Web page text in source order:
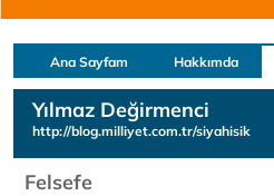
Ana Sayfam Hakkımda
Yılmaz Değirmenci
http://blog.milliyet.com.tr/siyahisik
Felsefe